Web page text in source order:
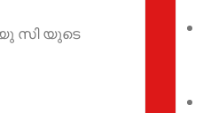
സി യുടെ